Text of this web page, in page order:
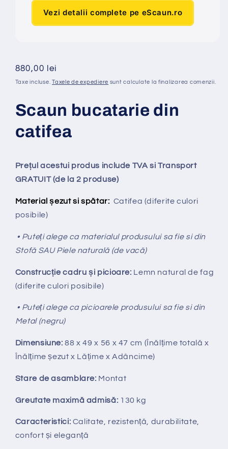
Vezi detalii complete pe eScaun.ro
Preț
obișnuit
880,00 lei
Taxe incluse.Taxele de expediere sunt calculate la finalizarea comenzii.
Scaun bucatarie din
catifea
Prețul acestui produs include TVA si Transport
GRATUIT (de la 2 produse)
Material șezut si spătar: Catifea (diferite culori
posibile)
• Puteți alege ca materialul produsului sa fie si din
Stofă SAU Piele naturală (de vacă)
Construcție cadru și picioare: Lemn natural de fag
(diferite culori posibile)
• Puteți alege ca picioarele produsului sa fie si din
Metal (negru)
Dimensiune: 88 x 49 x 56 x 47 cm (Înălțime totală x
Înălțimeșezut x Lățime x Adâncime)
Stare de asamblare: Montat
Greutate maximă admisă: 130 kg
Caracteristici: Calitate, rezistență, durabilitate,
confort și eleganță